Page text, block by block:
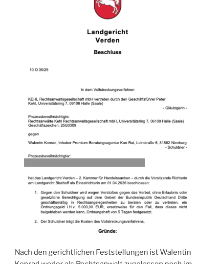
Nach den gerichtlichen Feststellungen ist Walentin